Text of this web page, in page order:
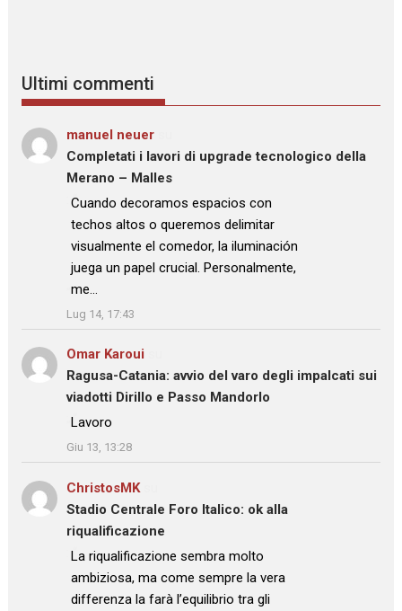
Ultimi commenti
manuel neuer
Completati i lavori di upgrade tecnologico della
Merano – Malles
: “
Cuando decoramos espacios con
techos altos o queremos delimitar
visualmente el comedor, la iluminación
juega un papel crucial. Personalmente,
me…
”
Lug 14, 17:43
Omar Karoui
Ragusa-Catania: avvio del varo degli impalcati sui
viadotti Dirillo e Passo Mandorlo
: “Lavoro
”
Giu 13, 13:28
ChristosMKsu
Stadio Centrale Foro Italico: ok alla
riqualificazione
: “La riqualificazione sembra molto
ambiziosa, ma come sempre la vera
differenza la farà l’equilibrio tra gli